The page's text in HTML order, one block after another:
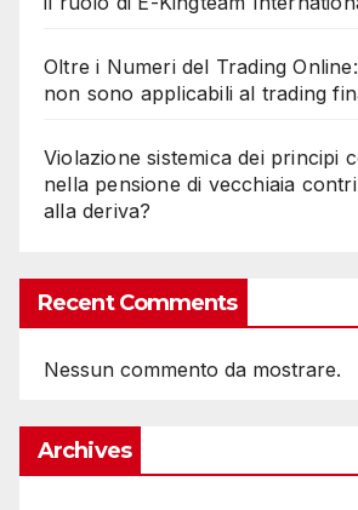
Oltre i Numeri del Trading
non sono applicabili al trading
Violazione sistemica dei principi
nella pensione di vecchiaia
alla deriva?
Recent Comments
Nessun commento da mostrare.
Archives